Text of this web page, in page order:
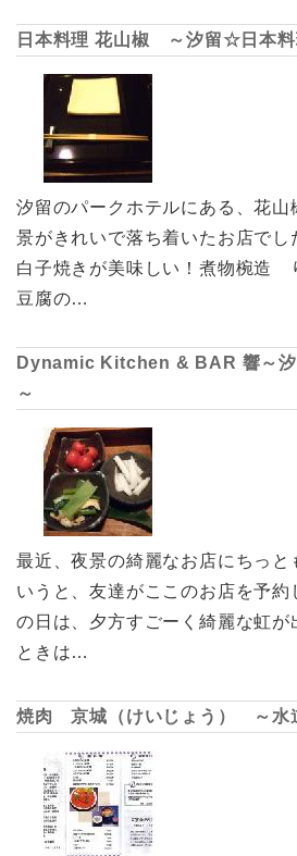
日本料理 花山椒 ～汐留☆日本料
汐留のパークホテルにある、花山
景がきれいで落ち着いたお店で
白子焼きが美味しい！煮物椀造
豆腐の…
Dynamic Kitchen & BAR 響～
～
最近、夜景の綺麗なお店にちっと
いうと、友達がここのお店を予約
の日は、夕方すごーく綺麗な虹が
ときは…
焼肉 京城（けいじょう） ～水